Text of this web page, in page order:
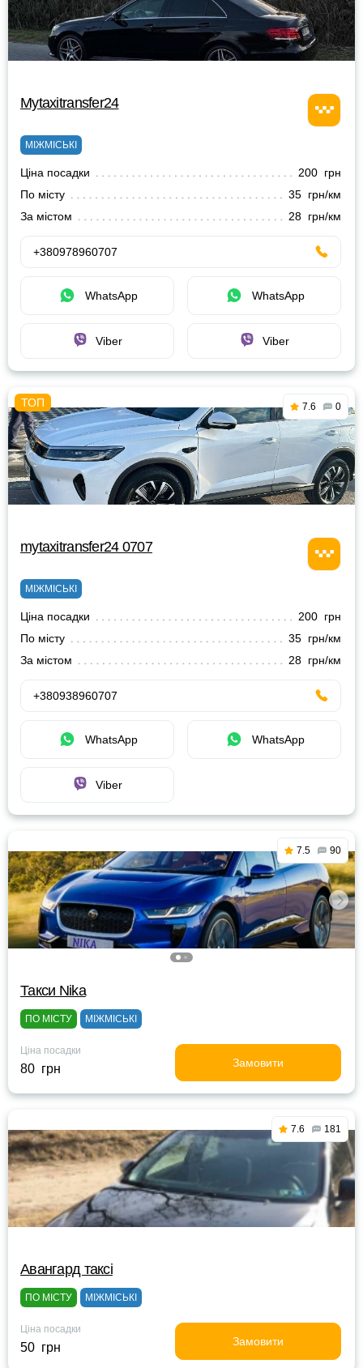
Mytaxitransfer24
МІЖМІСЬКІ
Ціна посадки
200 грн
По місту
35 грн/км
За містом
28 грн/км
+380978960707
WhatsApp WhatsApp
Viber Viber
7.6 0
mytaxitransfer24 0707
МІЖМІСЬКІ
Ціна посадки
200 грн
По місту
35 грн/км
За містом
28 грн/км
+380938960707
WhatsApp WhatsApp
Viber
7.5 90
Такси Nika
ПО МІСТУ МІЖМІСЬКІ
Ціна посадки
80 грн Замовити
7.6 181
Авангард таксі
ПО МІСТУ МІЖМІСЬКІ
Ціна посадки
50 грн Замовити